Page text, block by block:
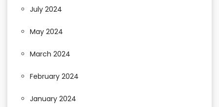
July 2024
May 2024
March 2024
February 2024
January 2024